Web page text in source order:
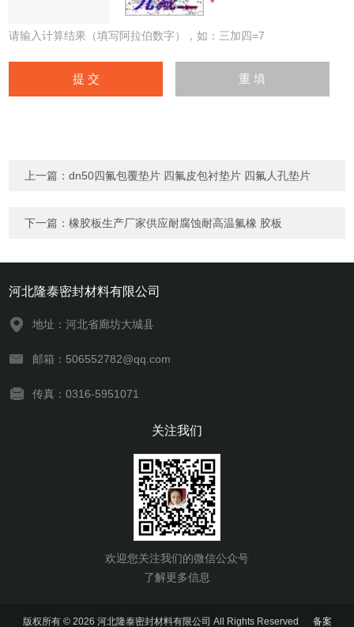
请输入计算结果（填写阿拉伯数字），如：三加四=7
上一篇：dn50四氟包覆垫片 四氟皮包衬垫片 四氟人孔垫片
下一篇：橡胶板生产厂家供应耐腐蚀耐高温氟橡 胶板
河北隆泰密封材料有限公司
地址：河北省廊坊大城县
邮箱：506552782@qq.com
传真：0316-5951071
关注我们
欢迎您关注我们的微信公众号
了解更多信息
版权所有 © 2026 河北隆泰密封材料有限公司 All Rights Reserved 备案